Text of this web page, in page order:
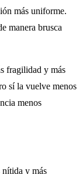
más uniforme.
manera brusca
fragilidad y más
sí la vuelve menos
menos
nítida y más